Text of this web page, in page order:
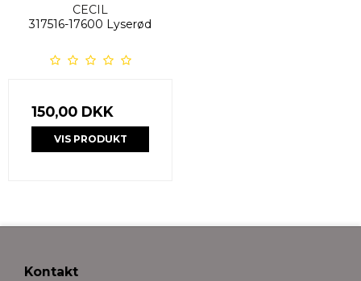
CECIL
317516-17600 Lyserød
150,00 DKK
VIS PRODUKT
Kontakt